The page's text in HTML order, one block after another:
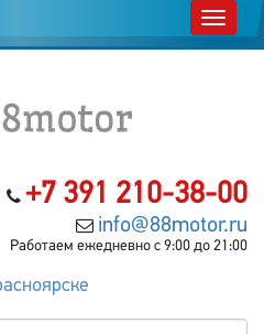
+7 391 210-38-00
info@88motor.ru
Работаем ежедневно с 9:00 до 21:00